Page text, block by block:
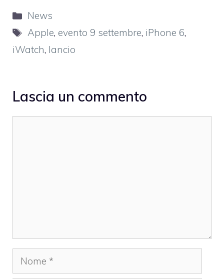
Categorie
News
Tag
Apple, evento 9 settembre, iPhone 6,
iWatch, lancio
Lascia un commento
Nome